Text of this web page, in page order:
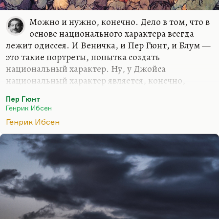
Можно и нужно, конечно. Дело в том, что в
основе национального характера всегда
лежит одиссея. И Веничка, и Пер Гюнт, и Блум —
это такие портреты, попытка создать
национальный характер. Ну, у Джойса
национальный характер является, конечно,
— он такой, наверное, в большей степени
ирландец, чем еврей Блум. Но, конечно, Одиссей
всегда Иван-дурак, «теория странствующего
героя». Мне дочь когда-то, когда ей было семь
лет, вдруг неожиданно сказала: «Я поняла:
русский Одиссей — это Иван-дурак». Да, русский
странствующий герой, безусловно так, который
самый умный, кстати. Так вот, это-то меня и
занимает в Пер Гюнте.
Вот Джойс всегда говорил: «Моя…
Пер Гюнт
Генрик Ибсен
Генрик Ибсен